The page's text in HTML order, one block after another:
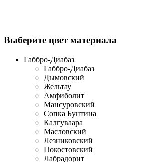
Выберите цвет материала
Габбро-Диабаз
Габбро-Диабаз
Дымовский
Жельтау
Амфиболит
Мансуровский
Сопка Бунтина
Калгуваара
Масловский
Лезниковский
Покостовский
Лабрадорит